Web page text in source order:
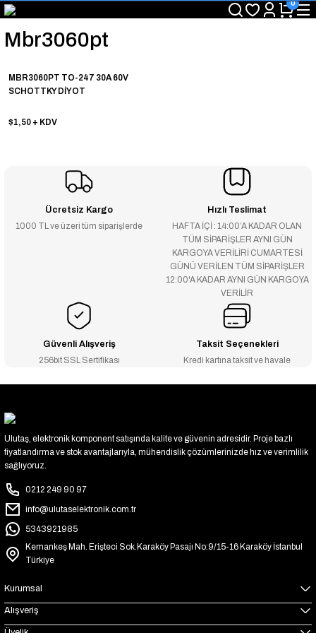
"Saat 14:00'a Kadar Verilen Siparişlerde Aynı Gün Kargo Avantajı!
"Binlerce Ürün Çeşitliliği ile Stoktan Hemen Teslim."
"Toptan Fiyatına Perakende Satış Avantajını Kaçırmayın!"
"Üyelere Özel: Stok Önceliği ve Proje Fiyatları."
0
Mbr3060pt
MBR3060PT TO-247 30A 60V
SCHOTTKY DİYOT
$1,50 + KDV
Ücretsiz Kargo
1000 TL ve üzeri tüm siparişlerde
Hızlı Teslimat
HAFTA İÇİ : 14:00’A KADAR OLAN
TÜM SİPARİŞLER AYNI GÜN
KARGOYA VERİLİRİ CUMARTESİ
GÜNÜ VERİLEN TÜM SİPARİŞLER
12:00'A KADAR AYNI GÜN KARGOYA
VERİLİR
Güvenli Alışveriş
256bit SSL Sertifikası
Taksit Seçenekleri
Kredi kartına taksit ve havale
Ulutaş, elektronik komponent satışında kalite ve güvenin adresidir. Proje bazlı
fiyatlandırma ve stok avantajlarıyla, mühendislik çözümlerinizde hız ve verimlilik
sağlıyoruz.
0212 249 90 97
info@ulutaselektronik.com.tr
5343921985
Kemankeş Mah. Erişteci Sok.Karaköy Pasajı No:9/15-16 Karaköy İstanbul
Türkiye
Kurumsal
Alışveriş